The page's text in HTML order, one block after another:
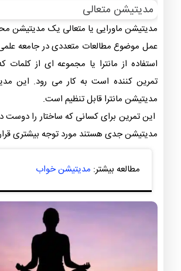
مدیتیشن متعالی
مدیتیشن ماورایی یا متعالی یک مدیتیشن
عمل موضوع مطالعات متعددی در جامعه
استفاده از مانترا یا مجموعه ای از
تمرین کننده است به کار می رود. این
مدیتیشن مانترا قابل تنظیم است.
این تمرین برای کسانی که ساختار را دوست
مدیتیشن جدی هستند مورد توجه بیشتری
مطالعه بیشتر: مدیتیشن خواب